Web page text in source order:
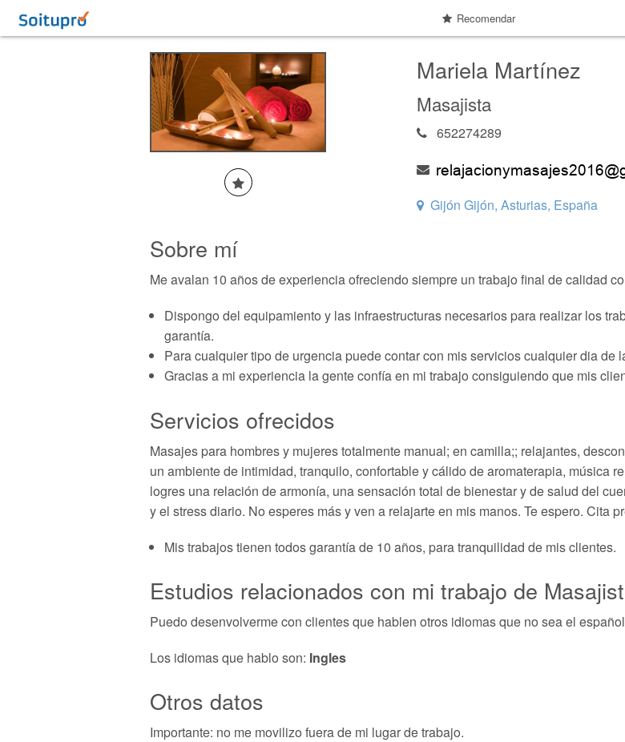
Recomendar
Mariela Martínez
Masajista
652274289
Gijón Gijón, Asturias, España
Sobre mí
Me avalan 10 años de experiencia ofreciendo siempre un trabajo final de calidad
Dispongo del equipamiento y las infraestructuras necesarios para realizar los
garantía.
Para cualquier tipo de urgencia puede contar con mis servicios cualquier dia de
Gracias a mi experiencia la gente confía en mi trabajo consiguiendo que mis
Servicios ofrecidos
Masajes para hombres y mujeres totalmente manual; en camilla;; relajantes,
un ambiente de intimidad, tranquilo, confortable y cálido de aromaterapia, música
logres una relación de armonía, una sensación total de bienestar y de salud del
y el stress diario. No esperes más y ven a relajarte en mis manos. Te espero. Cita
Mis trabajos tienen todos garantía de 10 años, para tranquilidad de mis clientes.
Estudios relacionados con mi trabajo de
Puedo desenvolverme con clientes que hablen otros idiomas que no sea el
Los idiomas que hablo son: Ingles
Otros datos
Importante: no me movilizo fuera de mi lugar de trabajo.